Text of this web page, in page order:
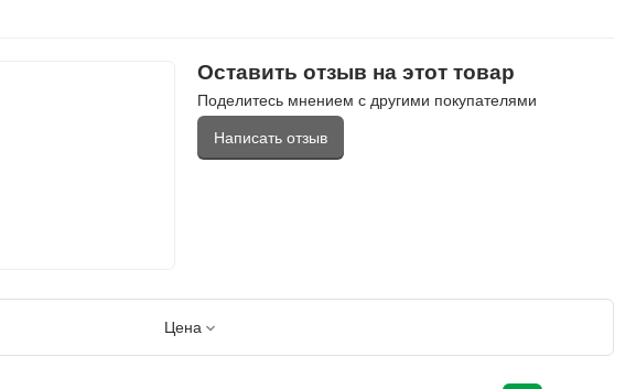
Оставить отзыв на этот товар
Поделитесь мнением с другими покупателями
Написать отзыв
Цена